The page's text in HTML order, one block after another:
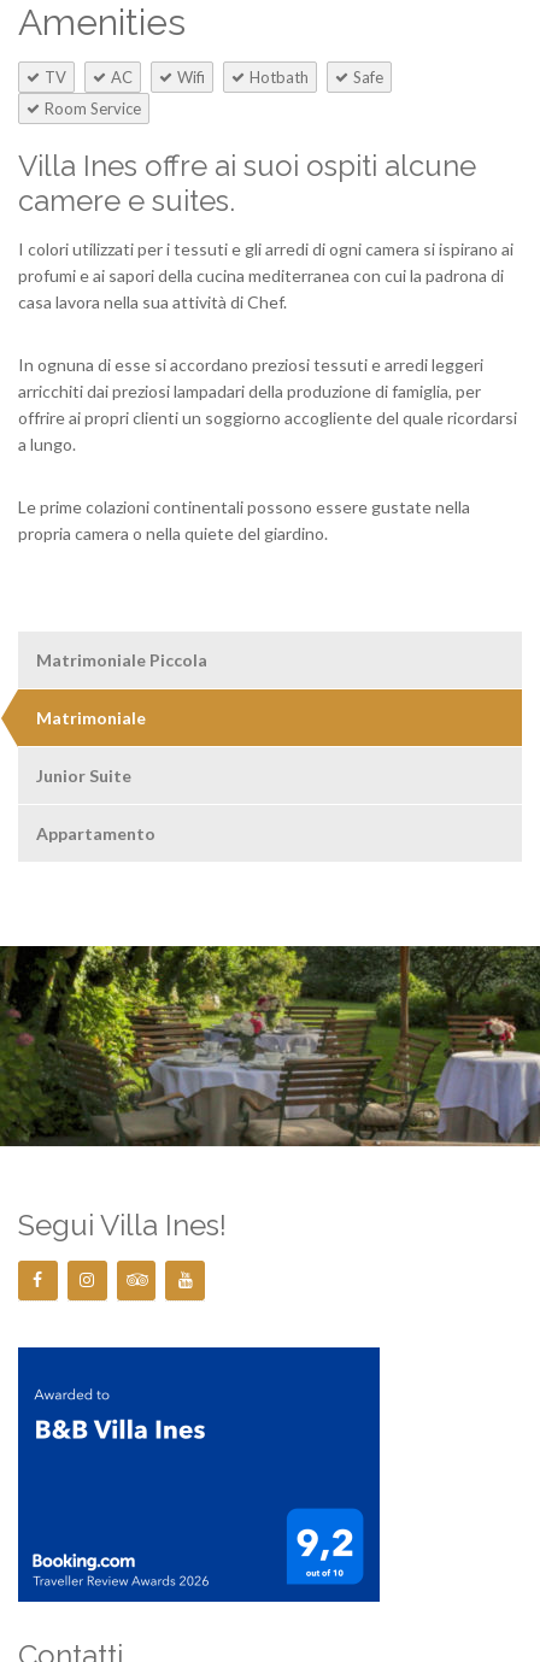
Amenities
TV AC Wifi Hotbath
Safe
Room Service
Villa Ines offre ai suoi ospiti alcune
camere e suites.
I colori utilizzati per i tessuti e gli arredi di ogni camera si ispirano ai
profumi e ai sapori della cucina mediterranea con cui la padrona di
casa lavora nella sua attività di Chef.
In ognuna di esse si accordano preziosi tessuti e arredi leggeri
arricchiti dai preziosi lampadari della produzione di famiglia, per
offrire ai propri clienti un soggiorno accogliente del quale ricordarsi
a lungo.
Le prime colazioni continentali possono essere gustate nella
propria camera o nella quiete del giardino.
Matrimoniale Piccola
Matrimoniale
Junior Suite
Appartamento
Segui Villa Ines!